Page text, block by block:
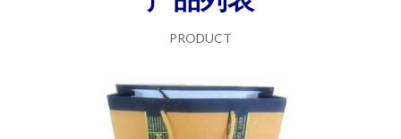
PRODUCT